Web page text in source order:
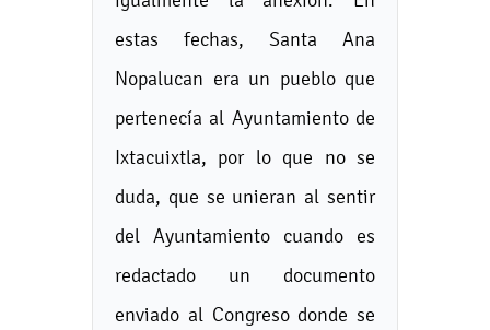
estas fechas, Santa Ana
Nopalucan era un pueblo que
pertenecía al Ayuntamiento de
Ixtacuixtla, por lo que no se
duda, que se unieran al sentir
del Ayuntamiento cuando es
redactado un documento
enviado al Congreso donde se